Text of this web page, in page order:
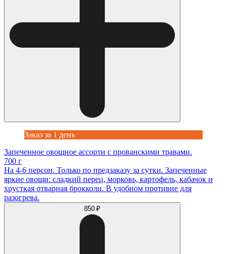
Заказ за 1 день
Запеченное овощное ассорти с прованскими травами.
700 г
На 4-6 персон. Только по предзаказу за сутки. Запеченные
яркие овощи: сладкий перец, морковь, картофель, кабачок и
хрусткая отварная брокколи. В удобном противне для
разогрева.
850 ₽